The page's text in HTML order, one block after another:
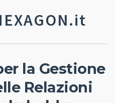
la Gestione
Relazioni